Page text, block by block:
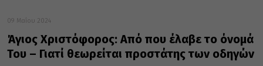
09 Μαΐου 2024
Άγιος Χριστόφορος: Από που έλαβε το όνομά
Του – Γιατί θεωρείται προστάτης των οδηγών